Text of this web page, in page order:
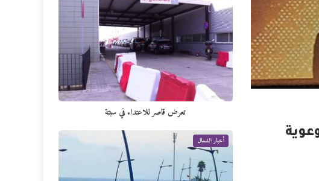
تعرض قاصر للاعتداء في سبتة
أخبار الشمال